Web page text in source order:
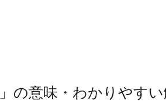
」の意味・わかりやす